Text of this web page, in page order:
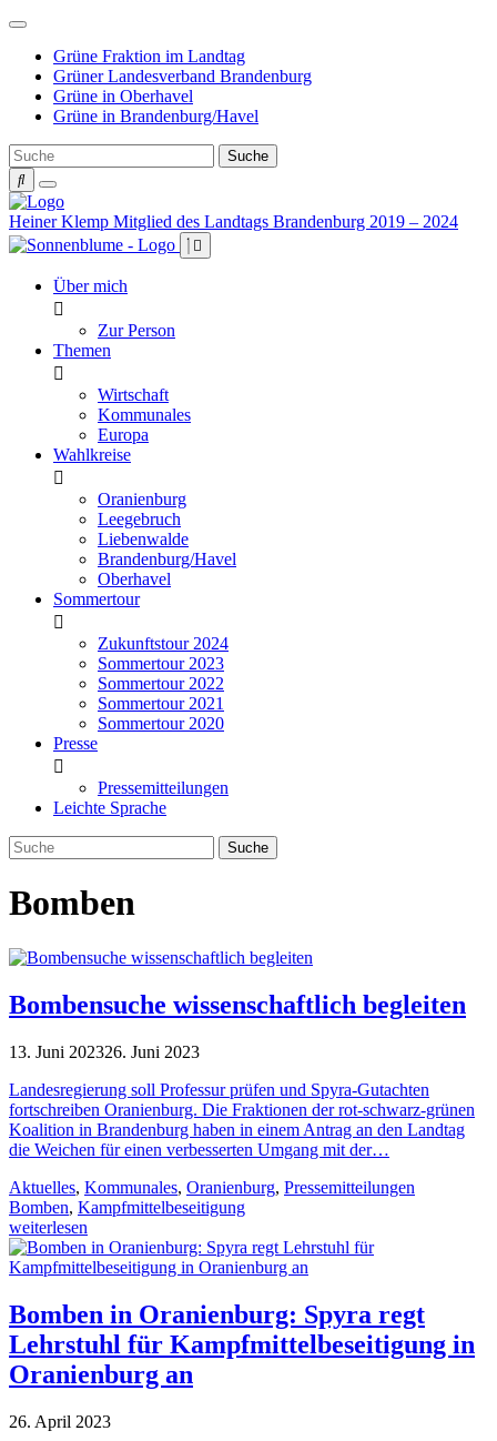
Weiter
Inhalt
Grüne Fraktion im Landtag
Grüner Landesverband Brandenburg
Grüne in Oberhavel
Grüne in Brandenburg/Havel
Heiner Klemp Mitglied des Landtags Brandenburg 2019 – 2024
Über mich
Zur Person
Themen
Wirtschaft
Kommunales
Europa
Wahlkreise
Oranienburg
Leegebruch
Liebenwalde
Brandenburg/Havel
Oberhavel
Sommertour
Zukunftstour 2024
Sommertour 2023
Sommertour 2022
Sommertour 2021
Sommertour 2020
Presse
Pressemitteilungen
Leichte Sprache
Bomben
Bombensuche wissenschaftlich begleiten
13. Juni 202326. Juni 2023
Landesregierung soll Professur prüfen und Spyra-Gutachten
fortschreiben Oranienburg. Die Fraktionen der rot-schwarz-grünen
Koalition in Brandenburg haben in einem Antrag an den Landtag
die Weichen für einen verbesserten Umgang mit der…
Aktuelles, Kommunales, Oranienburg, Pressemitteilungen
Bomben, Kampfmittelbeseitigung
weiterlesen
Bomben in Oranienburg: Spyra regt
Lehrstuhl für Kampfmittelbeseitigung in
Oranienburg an
26. April 2023